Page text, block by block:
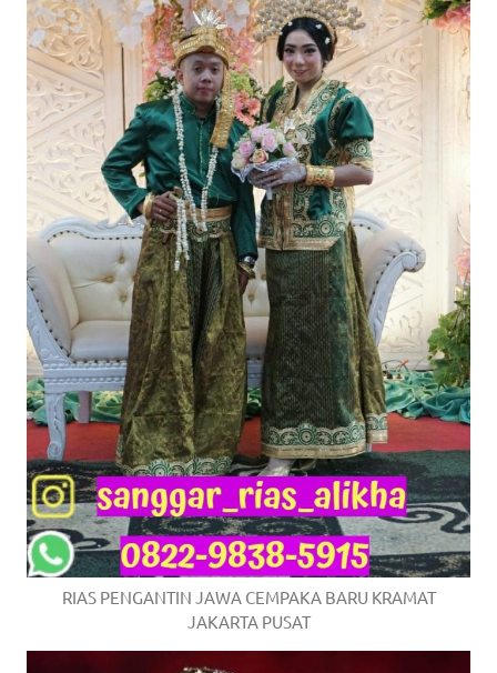
RIAS PENGANTIN JAWA CEMPAKA BARU KRAMAT
JAKARTA PUSAT